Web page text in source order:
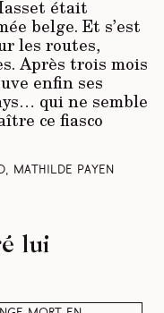
était
belge. Et s’est
les routes,
Après trois mois
enfin ses
qui ne semble
ce fiasco
Mathilde Payen
lui